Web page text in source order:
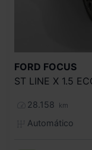
FORD FOCUS
28.158 km
Automático